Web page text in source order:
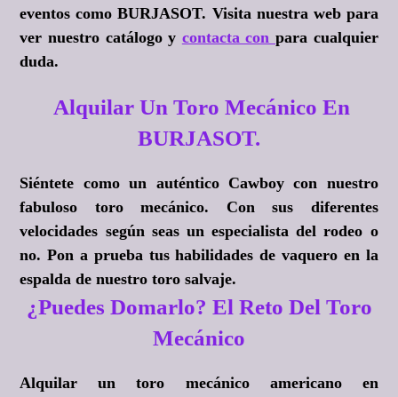
eventos como BURJASOT. Visita nuestra web para
ver nuestro catálogo y contacta conpara cualquier
duda.
Alquilar Un Toro Mecánico En
BURJASOT.
Siéntete como un auténtico Cawboy con nuestro
fabuloso toro mecánico. Con sus diferentes
velocidades según seas un especialista del rodeo o
no. Pon a prueba tus habilidades de vaquero en la
espalda de nuestro toro salvaje.
¿Puedes Domarlo? El Reto Del Toro
Mecánico
Alquilar un toro mecánico americano en